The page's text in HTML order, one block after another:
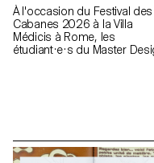
À l'occasion du Festival des
Cabanes 2026 à la Villa
Médicis à Rome, les
étudiant·e·s du Master
de la Villa offrent un
historique et spatial riche,